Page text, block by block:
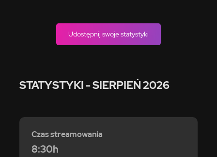
Udostępnij swoje statystyki
STATYSTYKI - SIERPIEŃ 2026
Czas streamowania
8:30h